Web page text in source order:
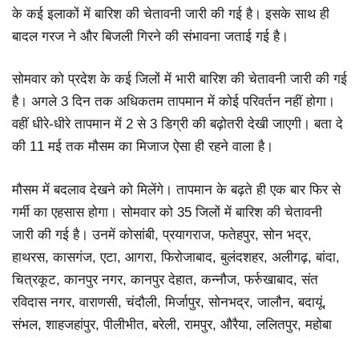
के कई इलाकों में बारिश की चेतावनी जारी की गई है। इसके साथ ही
बादल गरज ने और बिजली गिरने की संभावना जताई गई है।
सोमवार को प्रदेश के कई जिलों में भारी बारिश की चेतावनी जारी की गई
है। अगले 3 दिन तक अधिकतम तापमान में कोई परिवर्तन नहीं होगा।
वहीं धीरे-धीरे तापमान में 2 से 3 डिग्री की बढ़ोतरी देखी जाएगी। बता दे
की 11 मई तक मौसम का मिजाज ऐसा ही रहने वाला है।
मौसम में बदलाव देखने को मिलेंगे। तापमान के बढ़ते ही एक बार फिर से
गर्मी का एहसास होगा। सोमवार को 35 जिलों में बारिश की चेतावनी
जारी की गई है। उनमें कोसांबी, प्रयागराज, फतेहपुर, सोन भद्र,
हाथरस, कासगंज, एटा, आगरा, फिरोजाबाद, बुलंदशहर, अलीगढ़, बांदा,
चित्रकूट, कानपुर नगर, कानपुर देहात, कन्नौज, फर्रुखाबाद, संत
रविदास नगर, वाराणसी, चंदौली, मिर्जापुर, सोनभद्र, जालौन, बदायूं,
संभल, शाहजहांपुर, पीलीभीत, बरेली, रामपुर, औरैया, ललितपुर, महोबा